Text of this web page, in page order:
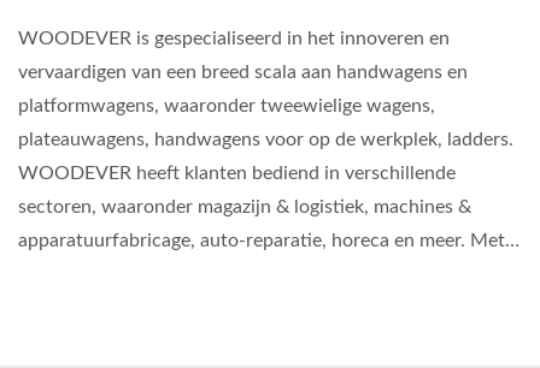
WOODEVER is gespecialiseerd in het innoveren en
vervaardigen van een breed scala aan handwagens en
platformwagens, waaronder tweewielige wagens,
plateauwagens, handwagens voor op de werkplek, ladders.
WOODEVER heeft klanten bediend in verschillende
sectoren, waaronder magazijn & logistiek, machines &
apparatuurfabricage, auto-reparatie, horeca en meer. Met